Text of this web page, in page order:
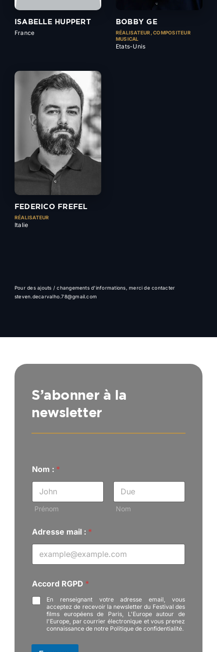
ISABELLE HUPPERT
France
BOBBY GE
RÉALISATEUR, COMPOSITEUR
MUSICAL
Etats-Unis
FEDERICO FREFEL
RÉALISATEUR
Italie
Pour des ajouts / changements d'informations, merci de contacter
steven.decarvalho.78@gmail.com
S’abonner à la
newsletter
Nom : *
Prénom Nom
c
c
r
A
d
r
e
m
Adresse mail : *
Accord RGPD *
En renseignant votre adresse email, vous
acceptez de recevoir la newsletter du Festival des
films européens de Paris, L'Europe autour de
l'Europe, par courrier électronique et vous prenez
connaissance de notre Politique de confidentialité.